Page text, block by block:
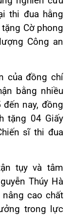
thi đua hằng
Cờ phong
Công an
đồng chí
bằng nhiều
nay, đồng
tặng 04 Giấy
sĩ thi đua
tụy và tâm
Thúy Hà
cao chất
trong lực